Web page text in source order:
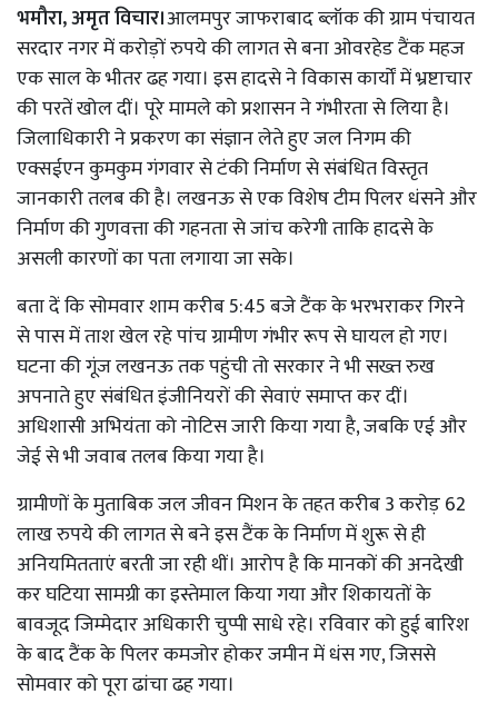
भमौरा, अमृत विचार।आलमपुर जाफराबाद ब्लॉक की ग्राम पंचायत
सरदार नगर में करोड़ों रुपये की लागत से बना ओवरहेड टैंक महज
एक साल के भीतर ढह गया। इस हादसे ने विकास कार्यों में भ्रष्टाचार
की परतें खोल दीं। पूरे मामले को प्रशासन ने गंभीरता से लिया है।
जिलाधिकारी ने प्रकरण का संज्ञान लेते हुए जल निगम की
एक्सईएन कुमकुम गंगवार से टंकी निर्माण से संबंधित विस्तृत
जानकारी तलब की है। लखनऊ से एक विशेष टीम पिलर धंसने और
निर्माण की गुणवत्ता की गहनता से जांच करेगी ताकि हादसे के
असली कारणों का पता लगाया जा सके।
बता दें कि सोमवार शाम करीब 5:45 बजे टैंक के भरभराकर गिरने
से पास में ताश खेल रहे पांच ग्रामीण गंभीर रूप से घायल हो गए।
घटना की गूंज लखनऊ तक पहुंची तो सरकार ने भी सख्त रुख
अपनाते हुए संबंधित इंजीनियरों की सेवाएं समाप्त कर दीं।
अधिशासी अभियंता को नोटिस जारी किया गया है, जबकि एई और
जेई से भी जवाब तलब किया गया है।
ग्रामीणों के मुताबिक जल जीवन मिशन के तहत करीब 3 करोड़ 62
लाख रुपये की लागत से बने इस टैंक के निर्माण में शुरू से ही
अनियमितताएं बरती जा रही थीं। आरोप है कि मानकों की अनदेखी
कर घटिया सामग्री का इस्तेमाल किया गया और शिकायतों के
बावजूद जिम्मेदार अधिकारी चुप्पी साधे रहे। रविवार को हुई बारिश
के बाद टैंक के पिलर कमजोर होकर जमीन में धंस गए, जिससे
सोमवार को पूरा ढांचा ढह गया।